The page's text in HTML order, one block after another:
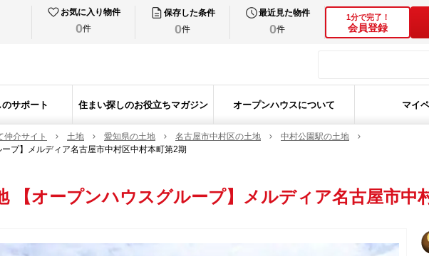
お気に入り物件
0件
保存した条件
0件
最近見た物件
0件
1分で完了！
会員登録
サポート 住まい探しのお役立ちマガジン オープンハウスについて マイ
仲介サイト 土地 愛知県の土地 名古屋市中村区の土地
中村公園駅の土地
ープ】メルディア名古屋市中村区中村本町第2期
【オープンハウスグループ】メルディア名古屋市中